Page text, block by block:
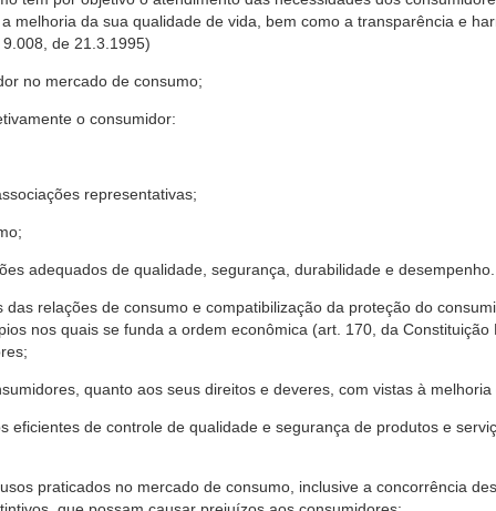
melhoria da sua qualidade de vida, bem como a transparência e
de 21.3.1995)
no mercado de consumo;
o consumidor:
representativas;
de qualidade, segurança, durabilidade e desempenho.
relações de consumo e compatibilização da proteção do
nos quais se funda a ordem econômica (art. 170, da
quanto aos seus direitos e deveres, com vistas à
eficientes de controle de qualidade e segurança de produtos e
praticados no mercado de consumo, inclusive a concorrência